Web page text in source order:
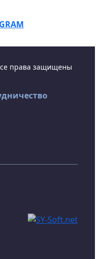
права защищены